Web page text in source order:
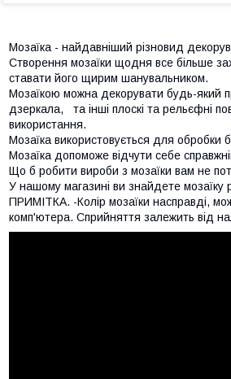
Мозаїка - найдавніший різновид
Створення мозаїки щодня все більше
ставати його щирим шанувальником.
Мозаїкою можна декорувати будь-який
дзеркала, та інші плоскі та рельєфні
використання.
Мозаїка використовується для обробки
Мозаїка допоможе відчути себе
Що б робити вироби з мозаїки вам не
У нашому магазині ви знайдете мозаїку
ПРИМІТКА. -Колір мозаїки насправді,
комп'ютера. Сприйняття залежить від